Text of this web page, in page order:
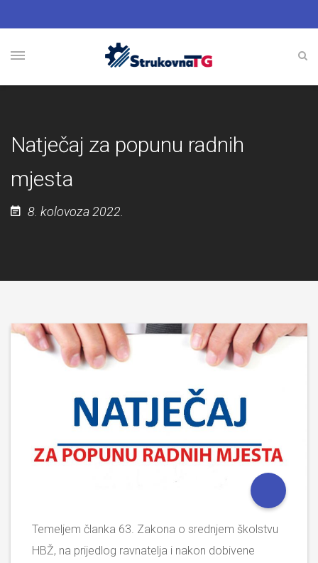
Natječaj za popunu radnih
mjesta
8. kolovoza 2022.
Temeljem članka 63. Zakona o srednjem školstvu
HBŽ, na prijedlog ravnatelja i nakon dobivene